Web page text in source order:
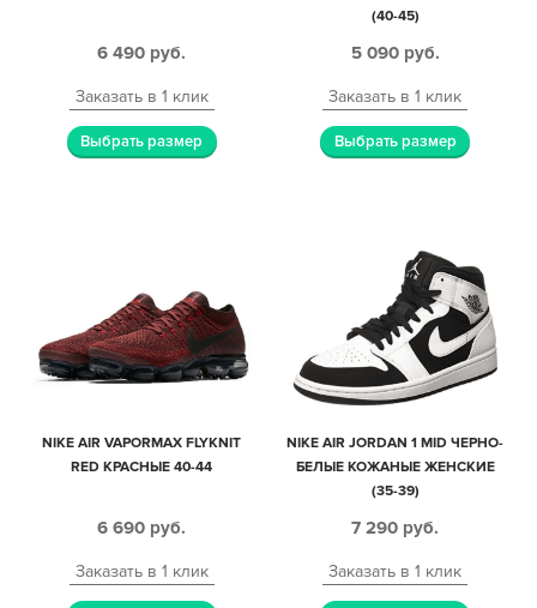
6 490 руб.
Заказать в 1 клик
Выбрать размер
(40-45)
5 090 руб.
Заказать в 1 клик
Выбрать размер
NIKE AIR VAPORMAX FLYKNIT
RED КРАСНЫЕ 40-44
6 690 руб.
Заказать в 1 клик
NIKE AIR JORDAN 1 MID ЧЕРНО-
БЕЛЫЕ КОЖАНЫЕ ЖЕНСКИЕ
(35-39)
7 290 руб.
Заказать в 1 клик